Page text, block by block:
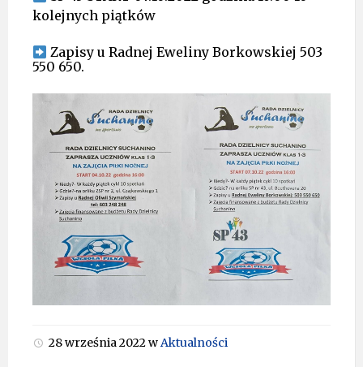
kolejnych piątków
Zapisy u Radnej Eweliny Borkowskiej 503
550 650.
28 września 2022wAktualności